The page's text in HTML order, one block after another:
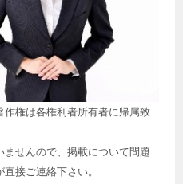
権は各権利者所有者に帰属致
せんので、掲載について問題
接ご連絡下さい。